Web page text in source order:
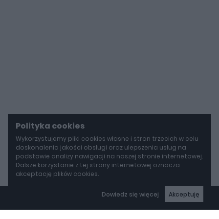
Polityka cookies
Wykorzystujemy pliki cookies własne i stron trzecich w celu
doskonalenia jakości obsługi oraz ulepszenia usług na
podstawie analizy nawigacji na naszej stronie internetowej.
Dalsze korzystanie z tej strony internetowej oznacza
akceptację plików cookies.
Dowiedz się więcej Akceptuję